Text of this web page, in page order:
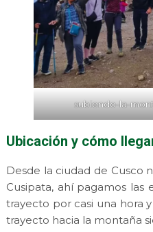
subiendo-la-
Ubicación y cómo
Desde la ciudad de Cusco
Cusipata, ahí pagamos las
trayecto por casi una hora
trayecto hacia la montaña